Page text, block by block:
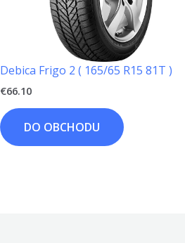
Debica Frigo 2 ( 165/65 R15 81T )
€66.10
DO OBCHODU